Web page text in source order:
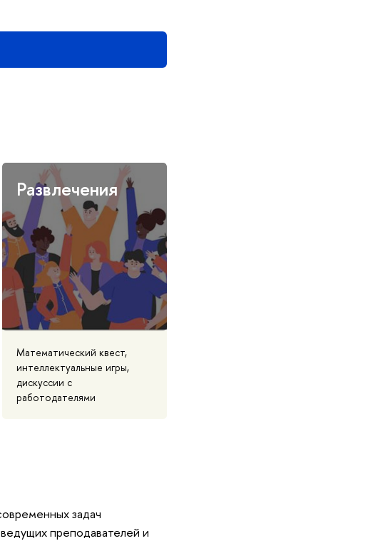
Развлечения
Математический квест,
интеллектуальные игры,
дискуссии с
работодателями
задач
преподавателей и